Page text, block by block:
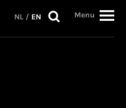
NL / EN Menu